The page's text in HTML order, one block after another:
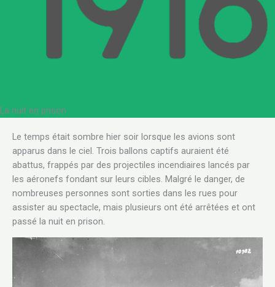
La nuit en prison
Le temps était sombre hier soir lorsque les avions sont
apparus dans le ciel. Trois ballons captifs auraient été
abattus, frappés par des projectiles incendiaires lancés par
les aéronefs fondant sur leurs cibles. Malgré le danger, de
nombreuses personnes sont sorties dans les rues pour
assister au spectacle, mais plusieurs ont été arrêtées et ont
passé la nuit en prison.